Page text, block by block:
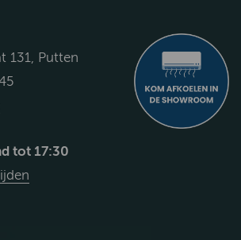
131, Putten
tot 17:30